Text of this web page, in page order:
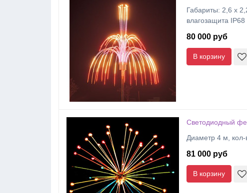
Габариты: 2,6 х
влагозащита IP68
80 000 руб
В корзину
Светодиодный
Диаметр 4 м, кол-
81 000 руб
В корзину